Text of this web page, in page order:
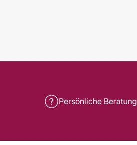
Persönliche Beratung